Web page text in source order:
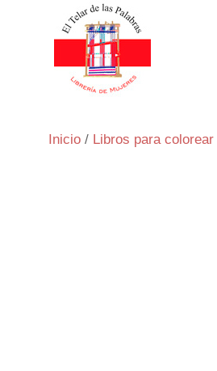
Inicio / Libros para colorear